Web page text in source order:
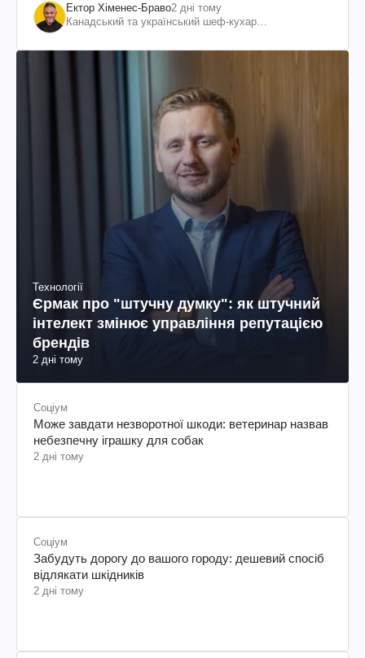
Ектор Хіменес-Браво2 дні тому
Канадський та український шеф-кухар
Технології
Єрмак про "штучну думку": як штучний
інтелект змінює управління репутацією
брендів
2 дні тому
Соціум
Може завдати незворотної шкоди: ветеринар назвав
небезпечну іграшку для собак
2 дні тому
Соціум
Забудуть дорогу до вашого городу: дешевий спосіб
відлякати шкідників
2 дні тому